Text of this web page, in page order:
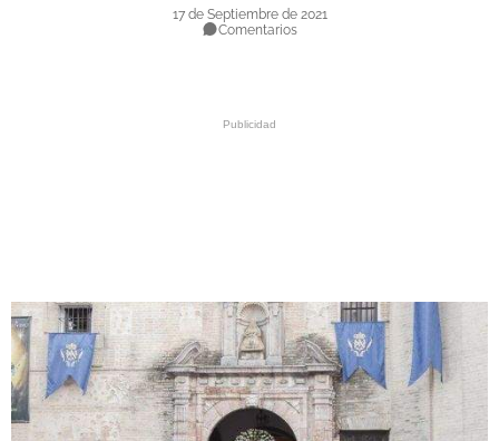
17 de Septiembre de 2021
Comentarios